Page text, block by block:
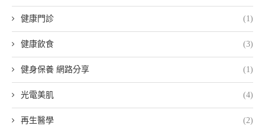
健康門診 (1)
健康飲食 (3)
健身保養 網路分享 (1)
光電美肌 (4)
再生醫學 (2)